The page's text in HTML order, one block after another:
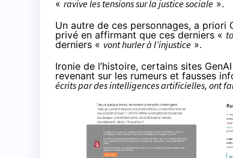
« ravive les tensions sur la justice sociale ».
Un autre de ces personnages, a
privé en affirmant que ces derniers «
derniers « vont hurler à l’injustice ».
Ironie de l’histoire, certains sites
revenant sur les rumeurs et fausses
écrits par des intelligences artificielles, ont